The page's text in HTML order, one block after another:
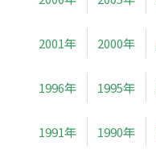
2001年 2000年
1996年 1995年
1991年 1990年